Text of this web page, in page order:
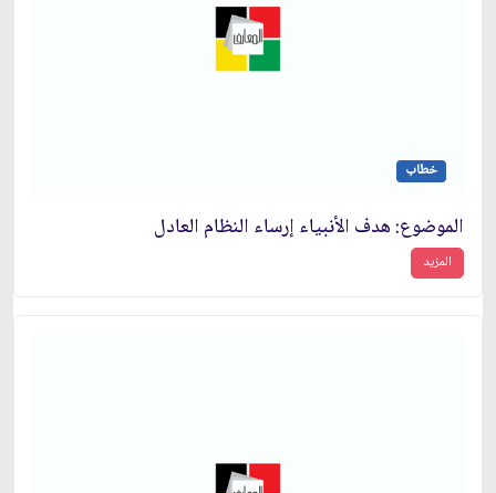
خطاب
الموضوع: هدف الأنبياء إرساء النظام العادل‏
المزيد